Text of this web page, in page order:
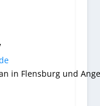
in Flensburg und